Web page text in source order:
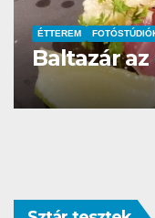
ÉTKEZÉS ÉTTEREM
TATI –